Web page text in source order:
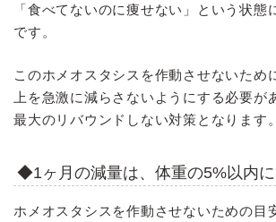
「食べてないのに痩せない」という状態
です。
このホメオスタシスを作動させないため
上を急激に減らさないようにする必要が
最大のリバウンドしない対策となります。
◆1ヶ月の減量は、体重の5%以内に
ホメオスタシスを作動させないための目